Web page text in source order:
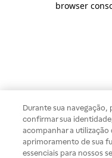
browser
Durante sua
confirmar sua
acompanhar a utilização
aprimoramento de sua
essenciais para nossos